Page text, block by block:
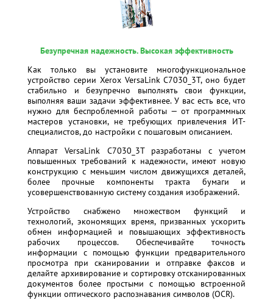
Безупречная надежность. Высокая эффективность
Как только вы установите многофункциональное
устройство серии Xerox VersaLink C7030_3T, оно будет
стабильно и безупречно выполнять свои функции,
выполняя ваши задачи эффективнее. У вас есть все, что
нужно для беспроблемной работы — от программных
мастеров установки, не требующих привлечения ИТ-
специалистов, до настройки с пошаговым описанием.
Аппарат VersaLink C7030_3T разработаны с учетом
повышенных требований к надежности, имеют новую
конструкцию с меньшим числом движущихся деталей,
более прочные компоненты тракта бумаги и
усовершенствованную систему создания изображений.
Устройство снабжено множеством функций и
технологий, экономящих время, призванных ускорить
обмен информацией и повышающих эффективность
рабочих процессов. Обеспечивайте точность
информации с помощью функции предварительного
просмотра при сканировании и отправке факсов и
делайте архивирование и сортировку отсканированных
документов более простыми с помощью встроенной
функции оптического распознавания символов (OCR).